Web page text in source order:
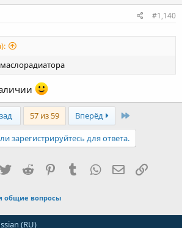
#1,140
57 из 59 Вперёд Last
зарегистрируйтесь для ответа.
TwitterReddit PinterestTumblr WhatsApp Ссылка
общие вопросы
(RU)